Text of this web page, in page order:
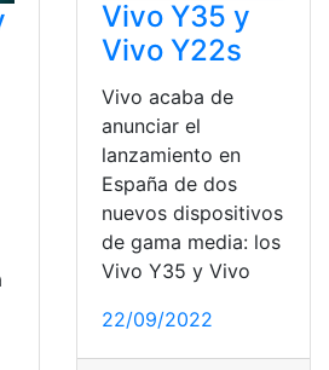
Vivo Y35 y
Vivo Y22s
Vivo acaba de
anunciar el
lanzamiento en
España de dos
nuevos dispositivos
de gama media: los
Vivo Y35 y Vivo
22/09/2022